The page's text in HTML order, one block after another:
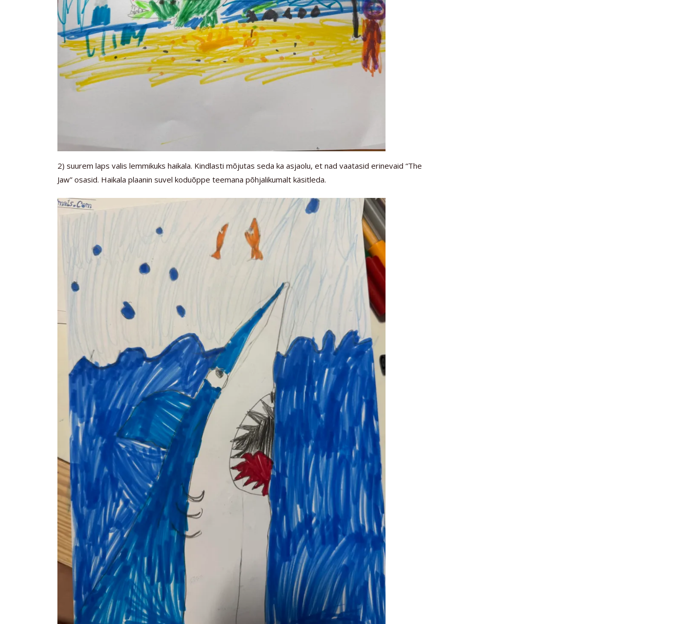
2) suurem laps valis lemmikuks haikala. Kindlasti mõjutas seda ka asjaolu, et nad vaatasid erinevaid “The
Jaw” osasid. Haikala plaanin suvel koduõppe teemana põhjalikumalt käsitleda.